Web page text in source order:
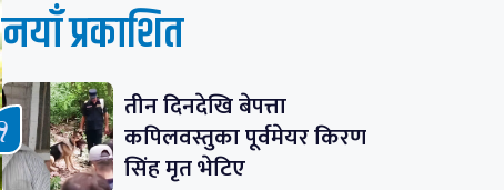
नयाँ प्रकाशित
तीन दिनदेखि बेपत्ता
कपिलवस्तुका पूर्वमेयर किरण
सिंह मृत भेटिए